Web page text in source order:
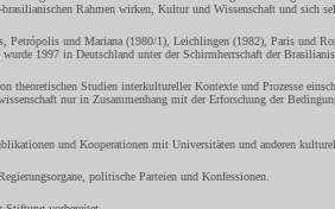
Rahmen wirken, Kultur und Wissenschaft und sich
und Mariana (1980/1), Leichlingen (1982), Paris und
1997 in Deutschland unter der Schirmherrschaft der
Studien interkultureller Kontexte und Prozesse
nur in Zusammenhang mit der Erforschung der
und Kooperationen mit Universitäten und anderen
politische Parteien und Konfessionen.